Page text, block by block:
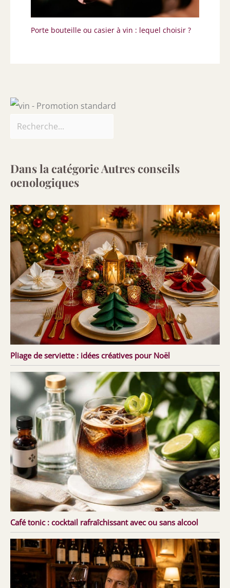
Porte bouteille ou casier à vin : lequel choisir ?
Dans la catégorie Autres conseils
oenologiques
Pliage de serviette : idées créatives pour Noël
Café tonic : cocktail rafraîchissant avec ou sans alcool